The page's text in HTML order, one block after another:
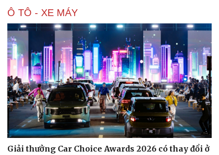
Ô TÔ - XE MÁY
Giải thưởng Car Choice Awards 2026 có thay đổi ở